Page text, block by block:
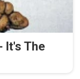
It's The